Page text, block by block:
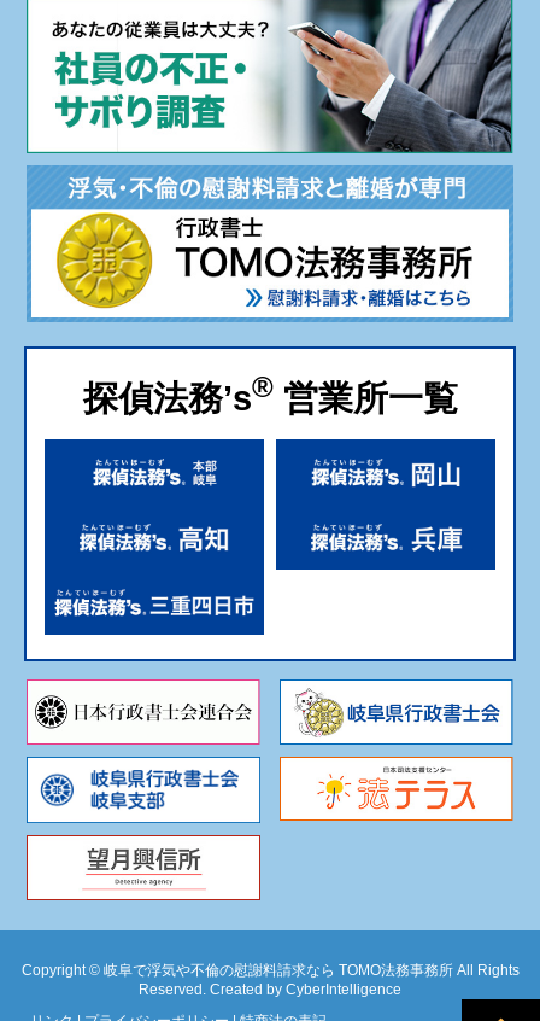
探偵法務’s®営業所一覧
Copyright © 岐阜で浮気や不倫の慰謝料請求なら TOMO法務事務所 All Rights
Reserved. Created by CyberIntelligence